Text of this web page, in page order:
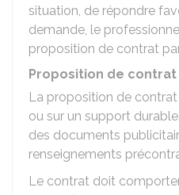
situation, de répondre
demande, le
proposition de contrat
Proposition de contrat
La proposition de
ou sur un support
des documents
renseignements
Le contrat doit